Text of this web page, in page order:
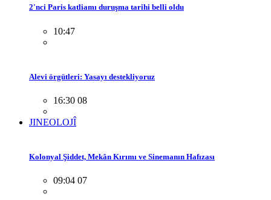
2'nci Paris katliamı duruşma tarihi belli oldu
10:47
Alevi örgütleri: Yasayı destekliyoruz
16:30 08
JINEOLOJÎ
Kolonyal Şiddet, Mekân Kırımı ve Sinemanın Hafızası
09:04 07